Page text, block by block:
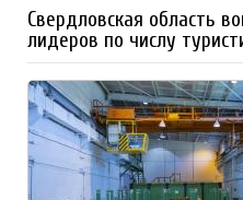
Свердловская область
лидеров по числу